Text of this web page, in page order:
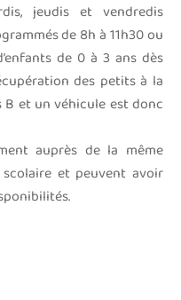
jeudis et vendredis
de 8h à 11h30 ou
de 0 à 3 ans dès
des petits à la
B et un véhicule est donc
auprès de la même
scolaire et peuvent avoir